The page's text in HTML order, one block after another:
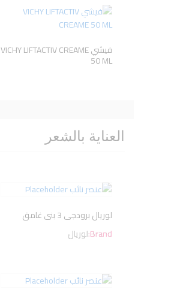
فيشي VICHY LIFTACTIV CREAME
50 ML
العناية بالشعر
لوريال برودجى 3 بنى غامق
Brand:لوريال